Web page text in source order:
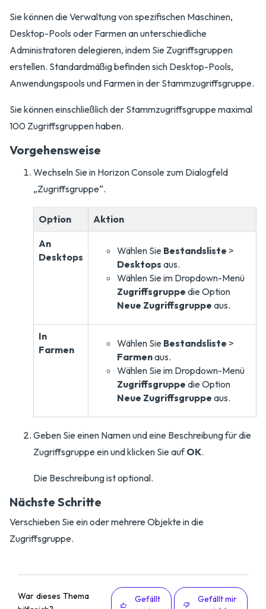
Sie können die Verwaltung von spezifischen Maschinen,
Desktop-Pools oder Farmen an unterschiedliche
Administratoren delegieren, indem Sie Zugriffsgruppen
erstellen. Standardmäßig befinden sich Desktop-Pools,
Anwendungspools und Farmen in der Stammzugriffsgruppe.
Sie können einschließlich der Stammzugriffsgruppe maximal
100 Zugriffsgruppen haben.
Vorgehensweise
Wechseln Sie in Horizon Console zum Dialogfeld
„Zugriffsgruppe“.
Option Aktion
An
Desktops
Wählen Sie Bestandsliste >
Desktops aus.
Wählen Sie im Dropdown-Menü
Zugriffsgruppe die Option
Neue Zugriffsgruppe aus.
In
Farmen
Wählen Sie Bestandsliste >
Farmenaus.
Wählen Sie im Dropdown-Menü
Zugriffsgruppe die Option
Neue Zugriffsgruppe aus.
Geben Sie einen Namen und eine Beschreibung für die
Zugriffsgruppe ein und klicken Sie aufOK.
Die Beschreibung ist optional.
Nächste Schritte
Verschieben Sie ein oder mehrere Objekte in die
Zugriffsgruppe.
War dieses Thema
Gefällt
Gefällt mir